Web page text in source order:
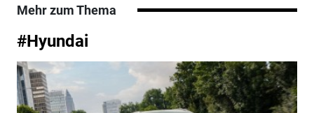
Mehr zum Thema
#Hyundai